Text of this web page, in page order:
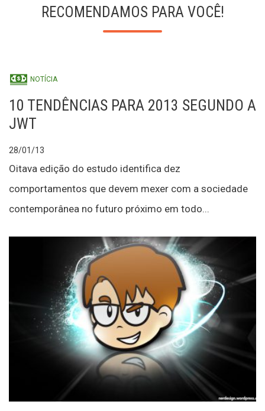
RECOMENDAMOS PARA VOCÊ!
NOTÍCIA
10 TENDÊNCIAS PARA 2013 SEGUNDO A
JWT
28/01/13
Oitava edição do estudo identifica dez
comportamentos que devem mexer com a sociedade
contemporânea no futuro próximo em todo...